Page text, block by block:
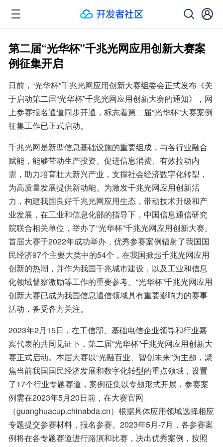
第二届“光华杯”千兆光网应用创新大赛案
例征集开启
日前，“光华杯”千兆光网应用创新大赛组委会正式发布《关
于启动第二届“光华杯”千兆光网应用创新大赛的通知》，网
上参赛报名通道同步开通，标志着第二届“光华杯”大赛案例
征集工作已正式启动。
千兆光网是新型信息基础设施的重要组成，与各行业融合
赋能，能够带动生产投资、促进信息消费、有效拉动内
需，助力培育壮大新兴产业，支撑社会经济数字化转型，
为高质量发展提供新动能。为激发千兆光网应用创新活
力，构建我国良好千兆光网应用生态，带动技术升级和产
业发展，在工业和信息化部的指导下，中国信息通信研究
院联合相关单位，举办了“光华杯”千兆光网应用创新大赛。
首届大赛于2022年成功举办，优秀参赛案例辐射了我国国
民经济97个主要大类中的54个，在我国掀起千兆光网应用
创新的热潮，并作为我国千兆城市建设，以及工业和信息
化领域督察激励等工作的重要参考。“光华杯”千兆光网应用
创新大赛已成为我国信息通信领域具有重要影响力的赛事
活动，备受各方关注。
2023年2月15日，在工信部、基础电信企业领导和行业嘉
宾代表的共同见证下，第二届“光华杯”千兆光网应用创新大
赛正式启动。本届大赛以“光融百业、智创未来”为主题，聚
焦当前我国国民经济发展和数字化转型的重点领域，设置
了17个行业专题赛道，案例征集以专题形式开展，参赛案
例需在2023年5月20日前，在大赛官网
（guanghuacup.chinabda.cn）根据具体应用领域选择相应
专题提交参赛材料，报名参赛。2023年5月-7月，各参赛案
例将在各专题赛道进行路演和比赛，决出优秀案例，按照